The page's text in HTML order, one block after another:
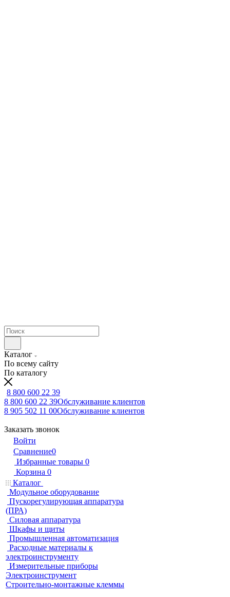
Каталог
По всему сайту
По каталогу
8 800 600 22 39
8 800 600 22 39Обслуживание клиентов
8 905 502 11 00Обслуживание клиентов
Заказать звонок
Войти
Сравнение0
Избранные товары 0
Корзина 0
Каталог
Модульное оборудование
Пускорегулирующая аппаратура
(ПРА)
Силовая аппаратура
Шкафы и щиты
Промышленная автоматизация
Расходные материалы к
электроинструменту
Измерительные приборы
Электроинструмент
Строительно-монтажные клеммы